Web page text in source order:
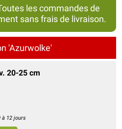
les commandes de
sans frais de livraison.
'Azurwolke'
20-25 cm
à 12 jours